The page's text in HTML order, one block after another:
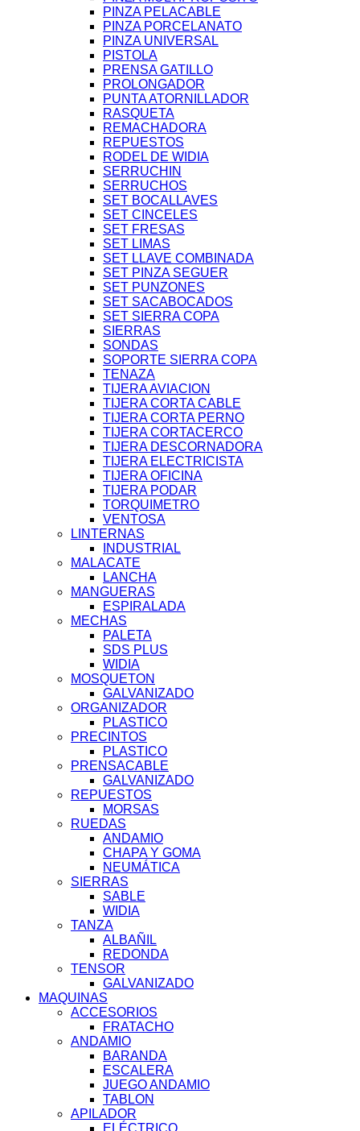
PINZA PELACABLE
PINZA PORCELANATO
PINZA UNIVERSAL
PISTOLA
PRENSA GATILLO
PROLONGADOR
PUNTA ATORNILLADOR
RASQUETA
REMACHADORA
REPUESTOS
RODEL DE WIDIA
SERRUCHIN
SERRUCHOS
SET BOCALLAVES
SET CINCELES
SET FRESAS
SET LIMAS
SET LLAVE COMBINADA
SET PINZA SEGUER
SET PUNZONES
SET SACABOCADOS
SET SIERRA COPA
SIERRAS
SONDAS
SOPORTE SIERRA COPA
TENAZA
TIJERA AVIACION
TIJERA CORTA CABLE
TIJERA CORTA PERNO
TIJERA CORTACERCO
TIJERA DESCORNADORA
TIJERA ELECTRICISTA
TIJERA OFICINA
TIJERA PODAR
TORQUIMETRO
VENTOSA
LINTERNAS
INDUSTRIAL
MALACATE
LANCHA
MANGUERAS
ESPIRALADA
MECHAS
PALETA
SDS PLUS
WIDIA
MOSQUETON
GALVANIZADO
ORGANIZADOR
PLASTICO
PRECINTOS
PLASTICO
PRENSACABLE
GALVANIZADO
REPUESTOS
MORSAS
RUEDAS
ANDAMIO
CHAPA Y GOMA
NEUMÁTICA
SIERRAS
SABLE
WIDIA
TANZA
ALBAÑIL
REDONDA
TENSOR
GALVANIZADO
MAQUINAS
ACCESORIOS
FRATACHO
ANDAMIO
BARANDA
ESCALERA
JUEGO ANDAMIO
TABLON
APILADOR
ELÉCTRICO